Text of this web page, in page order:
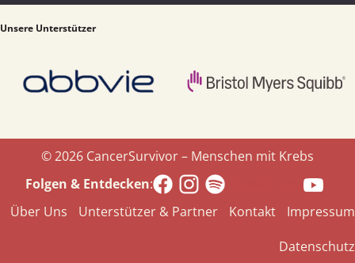
Unsere Unterstützer
© 2026 CancerSurvivor – Menschen mit Krebs
Folgen & Entdecken:
Über Uns
Unterstützer & Partner Kontakt
Impressum
Datenschutz